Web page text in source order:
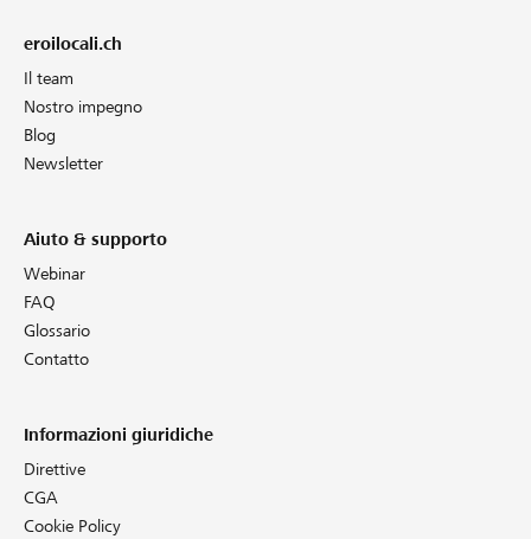
eroilocali.ch
Il team
Nostro impegno
Blog
Newsletter
Aiuto & supporto
Webinar
FAQ
Glossario
Contatto
Informazioni giuridiche
Direttive
CGA
Cookie Policy